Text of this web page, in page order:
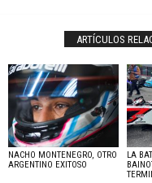
ARTÍCULOS
NACHO MONTENEGRO, OTRO
ARGENTINO EXITOSO
LA